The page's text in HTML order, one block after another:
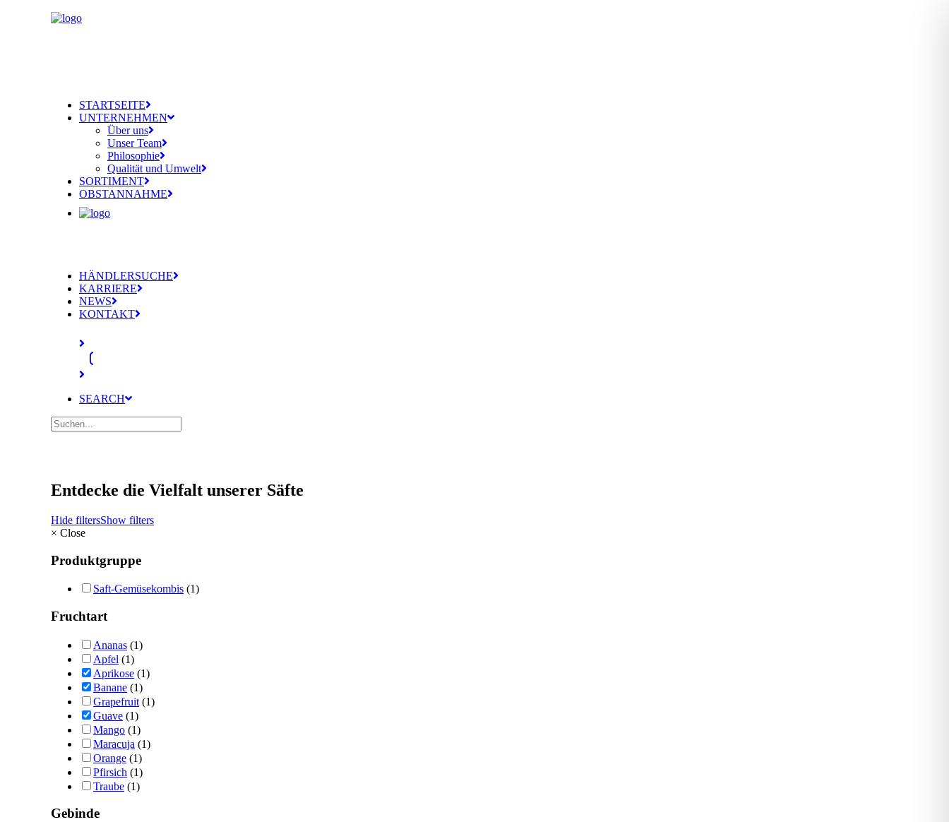
STARTSEITE
UNTERNEHMEN
Über uns
Unser Team
Philosophie
Qualität und Umwelt
SORTIMENT
OBSTANNAHME
HÄNDLERSUCHE
KARRIERE
NEWS
KONTAKT
SEARCH
Entdecke die Vielfalt unserer Säfte
Hide filtersShow filters
× Close
Produktgruppe
Saft-Gemüsekombis (1)
Fruchtart
Ananas (1)
Apfel (1)
Aprikose (1)
Banane (1)
Grapefruit (1)
Guave (1)
Mango (1)
Maracuja (1)
Orange (1)
Pfirsich (1)
Traube (1)
Gebinde